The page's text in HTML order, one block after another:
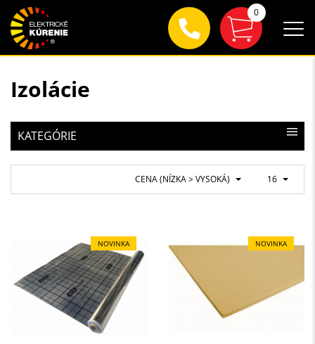
Izolácie
KATEGÓRIE
16
CENA (NÍZKA > VYSOKÁ)
NOVINKA NOVINKA
0